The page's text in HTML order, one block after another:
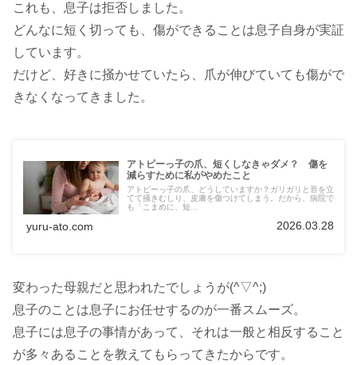
これも、息子は拒否しました。
どんなに短く切っても、傷ができることは息子自身が実証
しています。
だけど、好きに掻かせていたら、爪が伸びていても傷がで
きなくなってきました。
アトピーっ子の爪、短くしなきゃダメ？ 傷を
減らすために私がやめたこと
アトピーっ子の爪、どうしていますか？ガリガリと音を立
てて掻きむしり、皮膚を傷つけてしまう。だから、病院で
も「こまめに、短…
yuru-ato.com 2026.03.28
変わった母親だと思われたでしょうが(^▽^;)
息子のことは息子にお任せするのが一番スムーズ。
息子には息子の事情があって、それは一般と相反すること
が多々あることを教えてもらってきたからです。